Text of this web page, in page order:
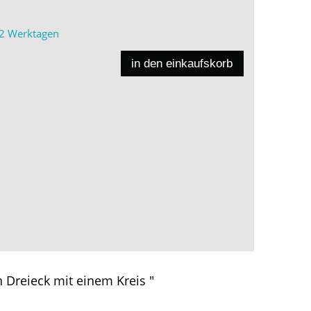
Werktagen
in den einkaufskorb
Dreieck mit einem Kreis "